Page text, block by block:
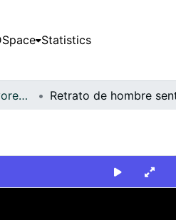
Statistics
FCCV - Adultos Mayores - Patrimonial